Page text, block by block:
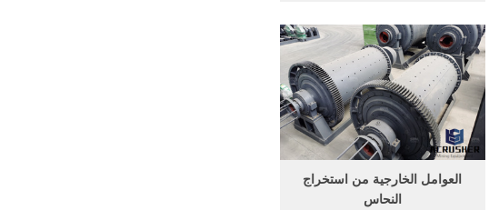
باطن الأرض عن طريق طرق قد
تكونت بدائية و قد تكون طرقاً
جديدة باستخدام الآلات و.
العوامل الخارجية من استخراج
النحاس